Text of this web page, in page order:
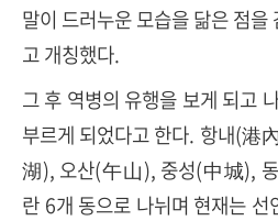
말이 드러누운 모습을 닮은 점
고 개칭했다.
그 후 역병의 유행을 보게 되고
부르게 되었다고 한다. 항내(港
湖), 오산(午山), 중성(中城),
란 6개 동으로 나뉘며 현재는